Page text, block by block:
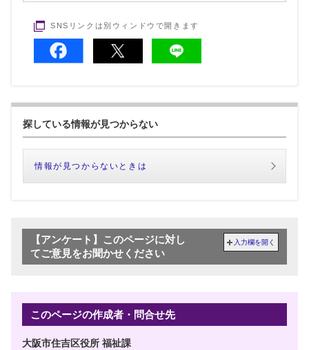
SNSリンクは別ウィンドウで開きます
探している情報が見つからない
情報が見つからないときは
【アンケート】このページに対し
てご意見をお聞かせください
入力欄を開く
このページの作成者・問合せ先
大阪市住吉区役所 福祉課